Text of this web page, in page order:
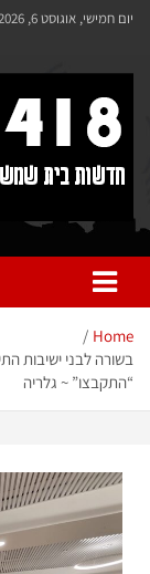
לתוכן
יום חמישי, אוגוסט 6, 2026
418 – חדשות בית שמש
כל מה שחדש
Home
בשורה לבני ישיבות
“התקבצו” ~ גלריה